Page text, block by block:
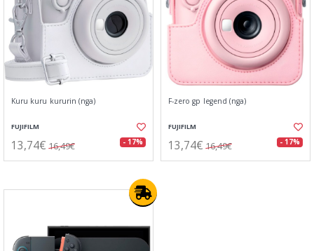
Kuru kuru kururin (nga)
FUJIFILM
13,74€ 16,49€ - 17%
F-zero gp legend (nga)
FUJIFILM
13,74€ 16,49€ - 17%